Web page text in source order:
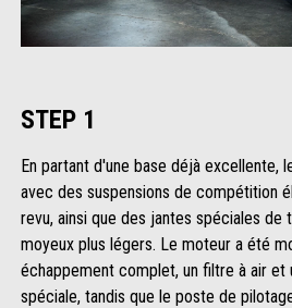
STEP 1
En partant d'une base déjà excellente,
avec des suspensions de compétition
revu, ainsi que des jantes spéciales de
moyeux plus légers. Le moteur a été
échappement complet, un filtre à air et
spéciale, tandis que le poste de